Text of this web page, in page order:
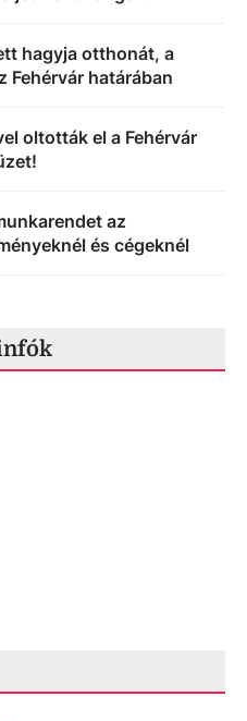
hagyja otthonát, a
Fehérvár határában
oltották el a Fehérvár
az
és cégeknél